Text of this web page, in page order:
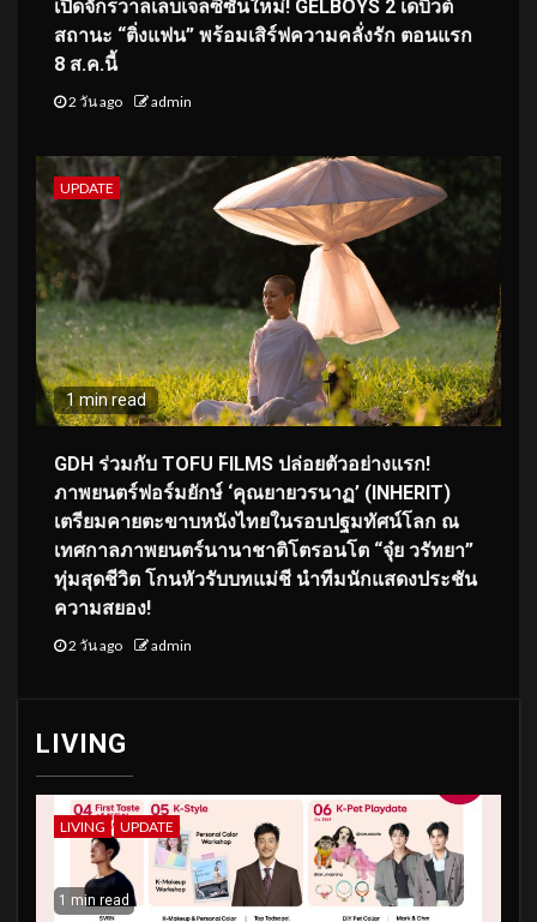
เปิดจักรวาลเล็บเจลซีซันใหม่! GELBOYS 2 เดบิวต์
สถานะ “ติ่งแฟน” พร้อมเสิร์ฟความคลั่งรัก ตอนแรก
8 ส.ค.นี้
2 วัน ago admin
UPDATE
1 min read
GDH ร่วมกับ TOFU FILMS ปล่อยตัวอย่างแรก!
ภาพยนตร์ฟอร์มยักษ์ ‘คุณยายวรนาฏ’ (INHERIT)
เตรียมคายตะขาบหนังไทยในรอบปฐมทัศน์โลก ณ
เทศกาลภาพยนตร์นานาชาติโตรอนโต “จุ๋ย วรัทยา”
ทุ่มสุดชีวิต โกนหัวรับบทแม่ชี นำทีมนักแสดงประชัน
ความสยอง!
2 วัน ago admin
LIVING
LIVING UPDATE
1 min read